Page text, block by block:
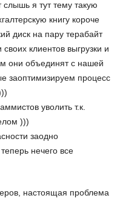
слышь я тут тему такую
книгу короче
диск на пару терабайт
клиентов выгрузки и
они объединят с нашей
заоптимизируем процесс
уволить т.к.
)))
заодно
нечего все
настоящая проблема